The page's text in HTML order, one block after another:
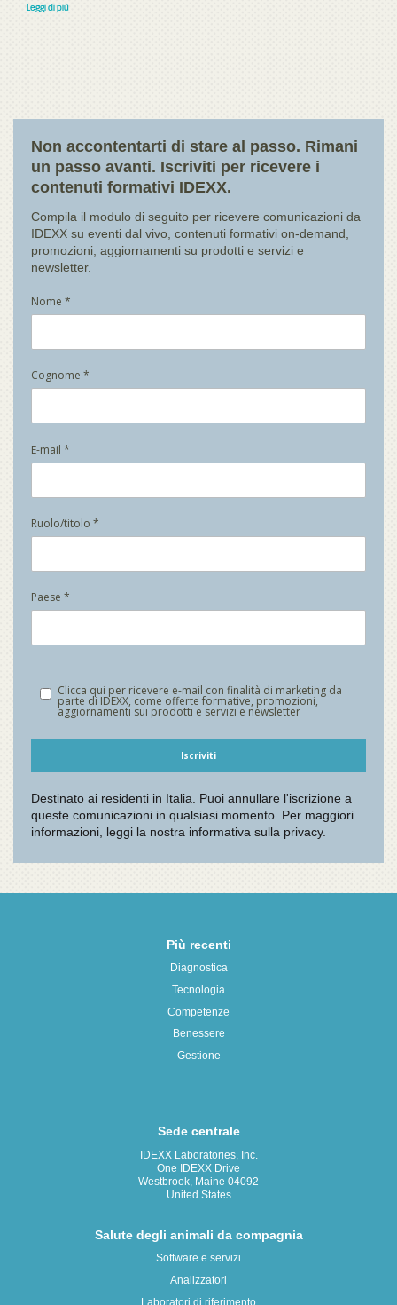
Leggi di più
Non accontentarti di stare al passo. Rimani
un passo avanti. Iscriviti per ricevere i
contenuti formativi IDEXX.
Più recenti
Diagnostica
Tecnologia
Competenze
Benessere
Gestione
Sede centrale
IDEXX Laboratories, Inc.
One IDEXX Drive
Westbrook, Maine 04092
United States
Salute degli animali da compagnia
Software e servizi
Analizzatori
Laboratori di riferimento